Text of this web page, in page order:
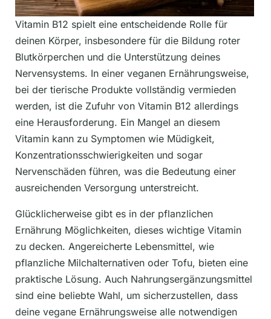
Vitamin B12 spielt eine entscheidende Rolle für
deinen Körper, insbesondere für die Bildung roter
Blutkörperchen und die Unterstützung deines
Nervensystems. In einer veganen Ernährungsweise,
bei der tierische Produkte vollständig vermieden
werden, ist die Zufuhr von Vitamin B12 allerdings
eine Herausforderung. Ein Mangel an diesem
Vitamin kann zu Symptomen wie Müdigkeit,
Konzentrationsschwierigkeiten und sogar
Nervenschäden führen, was die Bedeutung einer
ausreichenden Versorgung unterstreicht.
Glücklicherweise gibt es in der pflanzlichen
Ernährung Möglichkeiten, dieses wichtige Vitamin
zu decken. Angereicherte Lebensmittel, wie
pflanzliche Milchalternativen oder Tofu, bieten eine
praktische Lösung. Auch Nahrungsergänzungsmittel
sind eine beliebte Wahl, um sicherzustellen, dass
deine vegane Ernährungsweise alle notwendigen